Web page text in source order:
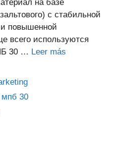
на базе
с стабильной
повышенной
всего используются
30 … Leer más
мпб 30